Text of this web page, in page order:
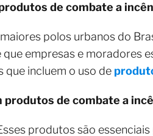
de combate a
polos urbanos do
que empresas e moradores
que incluem o uso de
produtos de combate a
produtos são